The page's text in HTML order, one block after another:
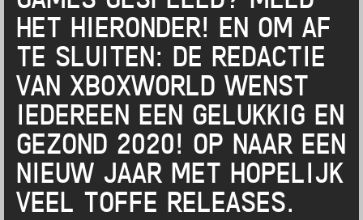
HET HIERONDER! EN OM AF
TE SLUITEN: DE REDACTIE
VAN XBOXWORLD WENST
IEDEREEN EEN GELUKKIG EN
GEZOND 2020! OP NAAR EEN
NIEUW JAAR MET HOPELIJK
VEEL TOFFE RELEASES.